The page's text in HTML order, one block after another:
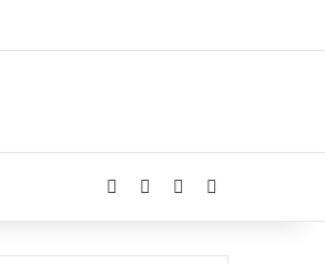
FacebookLinkedinYouTube